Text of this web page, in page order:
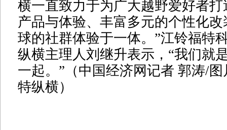
横一直致力于为广大越野爱好者
产品与体验、丰富多元的个性化
球的社群体验于一体。”江铃福特
纵横主理人刘继升表示，“我们就
一起。”（中国经济网记者 郭涛/
特纵横）